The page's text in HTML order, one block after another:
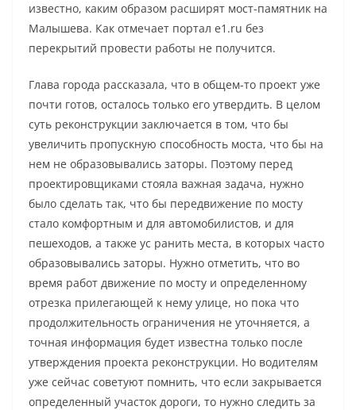
известно, каким образом расширят мост-памятник на
Малышева. Как отмечает портал e1.ru без
перекрытий провести работы не получится.
Глава города рассказала, что в общем-то проект уже
почти готов, осталось только его утвердить. В целом
суть реконструкции заключается в том, что бы
увеличить пропускную способность моста, что бы на
нем не образовывались заторы. Поэтому перед
проектировщиками стояла важная задача, нужно
было сделать так, что бы передвижение по мосту
стало комфортным и для автомобилистов, и для
пешеходов, а также ус ранить места, в которых часто
образовывались заторы. Нужно отметить, что во
время работ движение по мосту и определенному
отрезка прилегающей к нему улице, но пока что
продолжительность ограничения не уточняется, а
точная информация будет известна только после
утверждения проекта реконструкции. Но водителям
уже сейчас советуют помнить, что если закрывается
определенный участок дороги, то нужно следить за